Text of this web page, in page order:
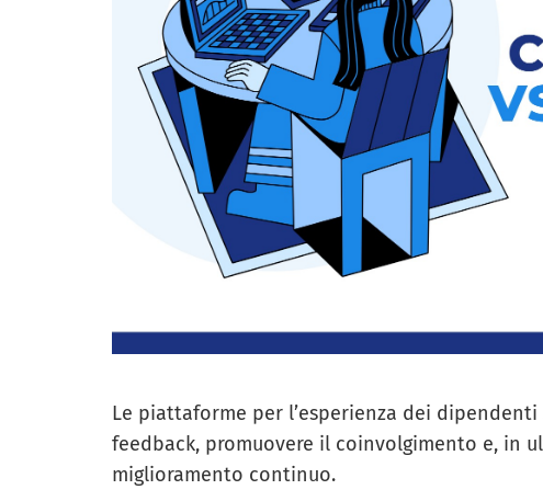
Le piattaforme per l’esperienza dei
feedback, promuovere il coinvolgimento e, in
miglioramento continuo.